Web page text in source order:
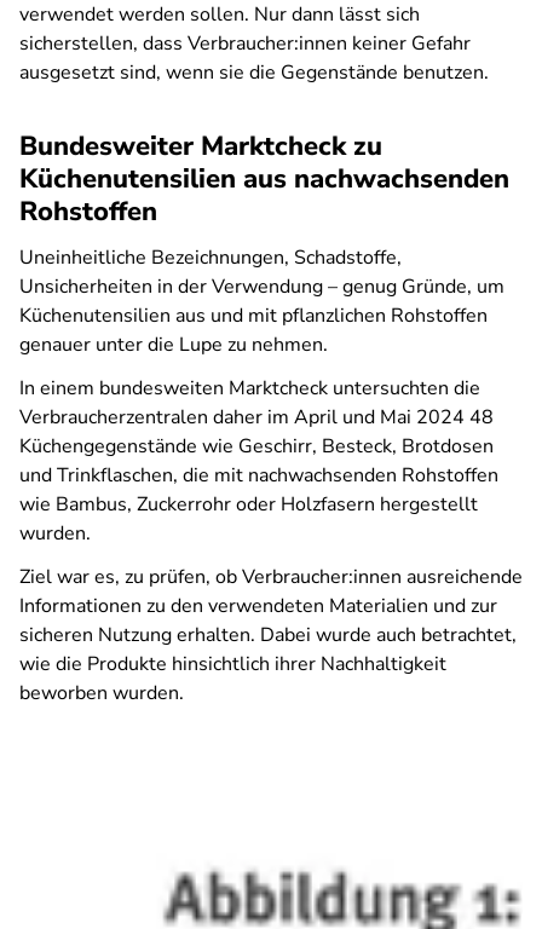
verwendet werden sollen. Nur dann lässt sich
sicherstellen, dass Verbraucher:innen keiner Gefahr
ausgesetzt sind, wenn sie die Gegenstände benutzen.
Bundesweiter Marktcheck zu
Küchenutensilien aus nachwachsenden
Rohstoffen
Uneinheitliche Bezeichnungen, Schadstoffe,
Unsicherheiten in der Verwendung – genug Gründe, um
Küchenutensilien aus und mit pflanzlichen Rohstoffen
genauer unter die Lupe zu nehmen.
In einem bundesweiten Marktcheck untersuchten die
Verbraucherzentralen daher im April und Mai 2024 48
Küchengegenstände wie Geschirr, Besteck, Brotdosen
und Trinkflaschen, die mit nachwachsenden Rohstoffen
wie Bambus, Zuckerrohr oder Holzfasern hergestellt
wurden.
Ziel war es, zu prüfen, ob Verbraucher:innen ausreichende
Informationen zu den verwendeten Materialien und zur
sicheren Nutzung erhalten. Dabei wurde auch betrachtet,
wie die Produkte hinsichtlich ihrer Nachhaltigkeit
beworben wurden.